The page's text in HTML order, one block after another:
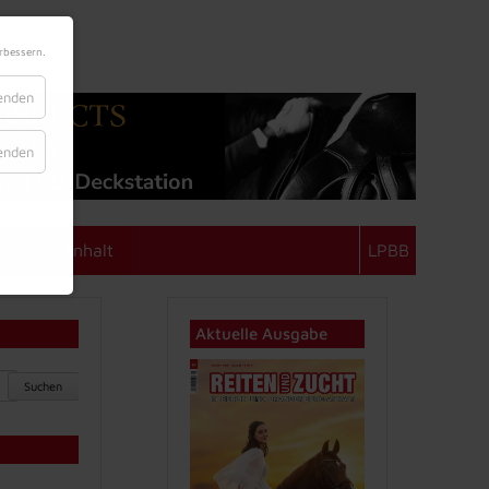
Anhalt LPBB
Suchen
Aktuelle Ausgabe